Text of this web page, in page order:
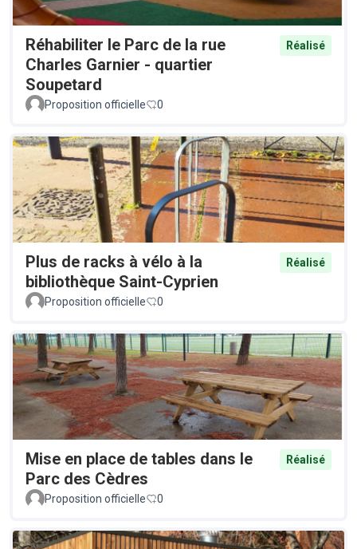
Réhabiliter le Parc de la rue
Charles Garnier - quartier
Soupetard
Réalisé
Proposition officielle 0
Plus de racks à vélo à la
bibliothèque Saint-Cyprien
Réalisé
Proposition officielle 0
Mise en place de tables dans le
Parc des Cèdres
Réalisé
Proposition officielle 0